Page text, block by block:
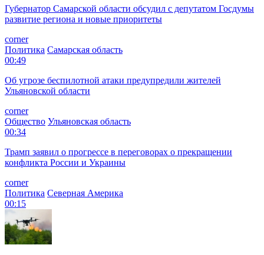
Губернатор Самарской области обсудил с депутатом Госдумы
развитие региона и новые приоритеты
corner
Политика Самарская область
00:49
Об угрозе беспилотной атаки предупредили жителей
Ульяновской области
corner
Общество Ульяновская область
00:34
Трамп заявил о прогрессе в переговорах о прекращении
конфликта России и Украины
corner
Политика Северная Америка
00:15